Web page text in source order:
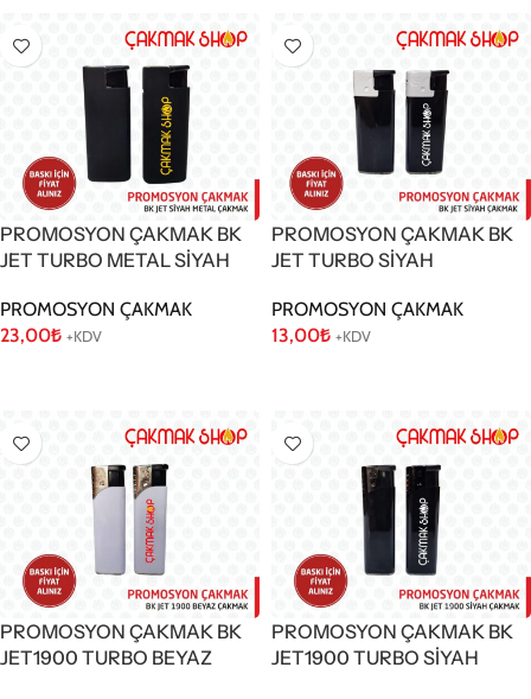
PROMOSYON ÇAKMAK BK
JET TURBO METAL SİYAH
PROMOSYON ÇAKMAK
23,00₺ +KDV
PROMOSYON ÇAKMAK BK
JET TURBO SİYAH
PROMOSYON ÇAKMAK
13,00₺ +KDV
PROMOSYON ÇAKMAK BK
JET1900 TURBO BEYAZ
PROMOSYON ÇAKMAK BK
JET1900 TURBO SİYAH